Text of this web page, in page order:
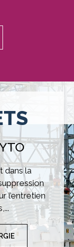
dans la
l’entretien